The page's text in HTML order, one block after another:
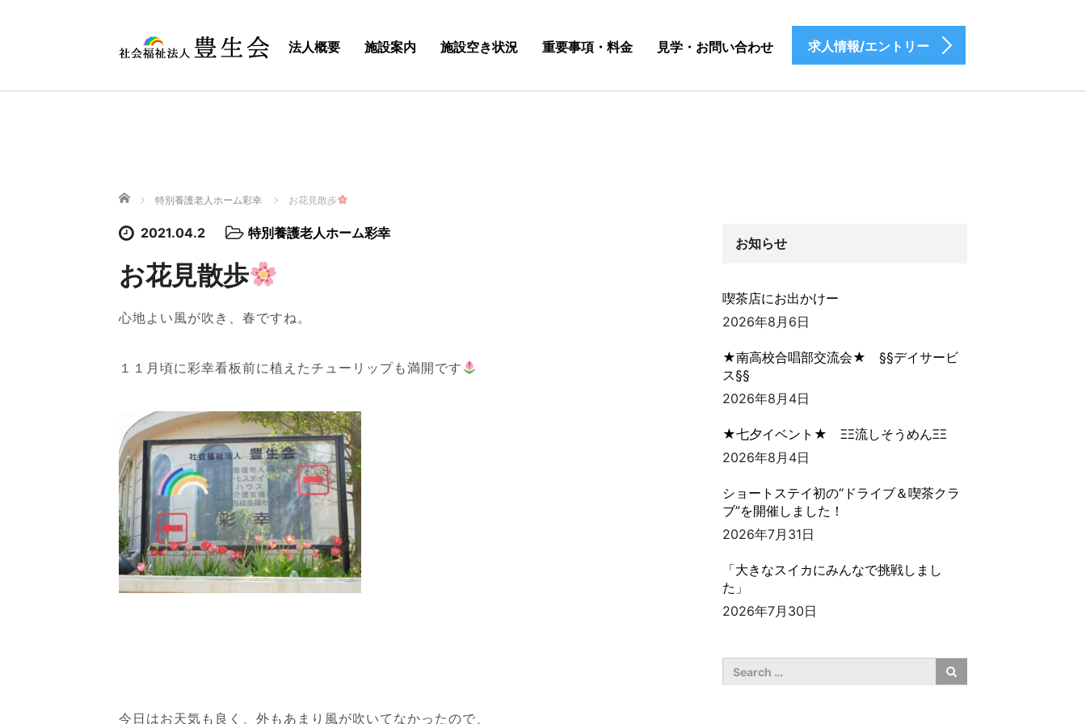
法人概要 施設案内 施設空き状況 重要事項・料金 見学・お問い合わせ 求人情報/エントリー
ホーム 特別養護老人ホーム彩幸 お花見散歩
2021.04.2 特別養護老人ホーム彩幸
お花見散歩
心地よい風が吹き、春ですね。
１１月頃に彩幸看板前に植えたチューリップも満開です
今日はお天気も良く、外もあまり風が吹いてなかったので、
お知らせ
喫茶店にお出かけー
2026年8月6日
★南高校合唱部交流会★ §§デイサービ
ス§§
2026年8月4日
★七夕イベント★ ΞΞ流しそうめんΞΞ
2026年8月4日
ショートステイ初の“ドライブ＆喫茶クラ
ブ”を開催しました！
2026年7月31日
「大きなスイカにみんなで挑戦しまし
た」
2026年7月30日